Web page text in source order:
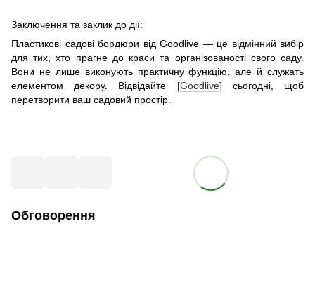
Заключення та заклик до дії:
Пластикові садові бордюри від Goodlive — це відмінний вибір
для тих, хто прагне до краси та організованості свого саду.
Вони не лише виконують практичну функцію, але й служать
елементом декору. Відвідайте [Goodlive] сьогодні, щоб
перетворити ваш садовий простір.
Обговорення